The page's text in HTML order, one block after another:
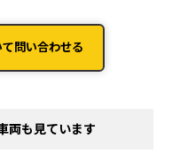
問い合わせる
両も見ています